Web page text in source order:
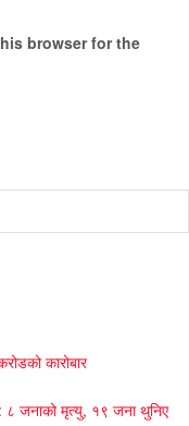
browser for the
कारोबार
८ जनाको मृत्यु, १९ जना थुनिए